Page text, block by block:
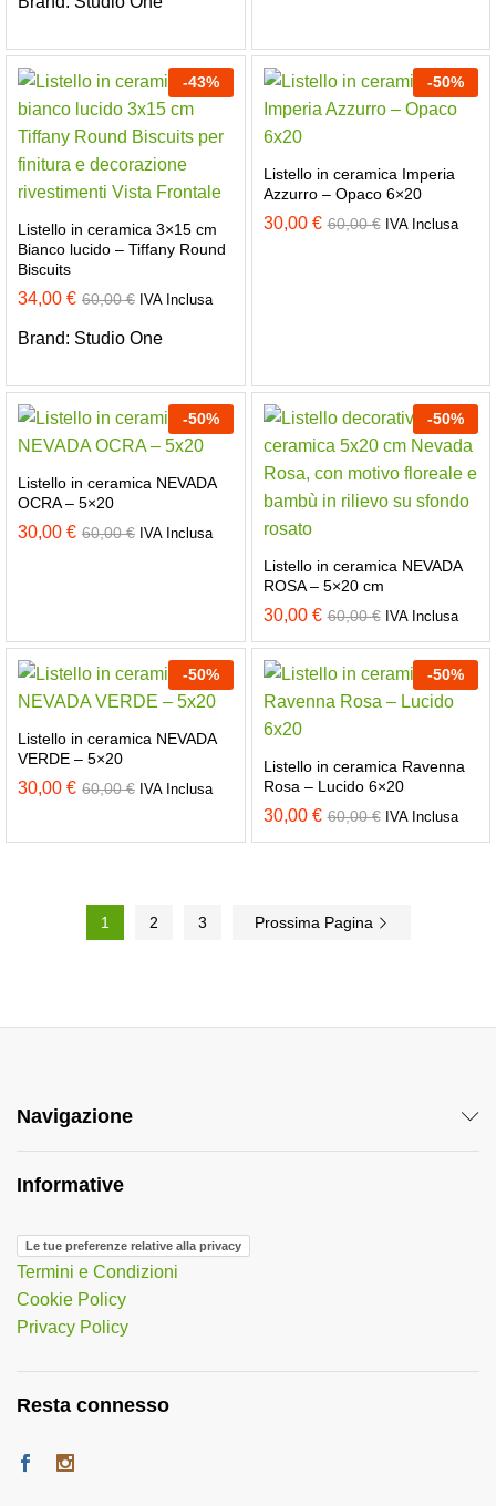
-43%
Listello in ceramica 3×15 cm
Bianco lucido – Tiffany Round
Biscuits
34,00 € 60,00€ IVA Inclusa
Brand: Studio One
-50%
Listello in ceramica Imperia
Azzurro – Opaco 6×20
30,00 € 60,00€ IVA Inclusa
-50%
Listello in ceramica NEVADA
OCRA – 5×20
30,00 € 60,00€ IVA Inclusa
-50%
Listello in ceramica NEVADA
ROSA – 5×20 cm
30,00 € 60,00€ IVA Inclusa
-50%
Listello in ceramica NEVADA
VERDE – 5×20
30,00 € 60,00€ IVA Inclusa
-50%
Listello in ceramica Ravenna
Rosa – Lucido 6×20
30,00 € 60,00€ IVA Inclusa
1 2 3 Prossima Pagina
Navigazione
Informative
Le tue preferenze relative alla privacy
Termini e Condizioni
Cookie Policy
Privacy Policy
Resta connesso